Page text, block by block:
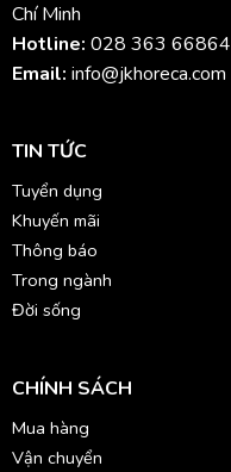
Chí Minh
Hotline: 028 363 66864
Email: info@jkhoreca.com
TIN TỨC
Tuyển dụng
Khuyến mãi
Thông báo
Trong ngành
Đời sống
CHÍNH SÁCH
Mua hàng
Vận chuyển